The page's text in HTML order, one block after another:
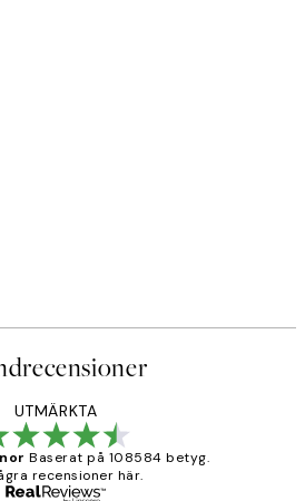
UTMÄRKTA
Baserat på 108584 betyg.
recensioner här.